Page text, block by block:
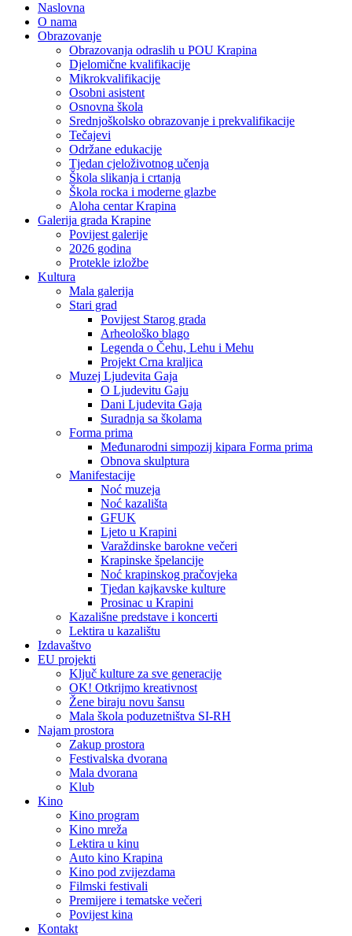
Naslovna
O nama
Obrazovanje
Obrazovanja odraslih u POU Krapina
Djelomične kvalifikacije
Mikrokvalifikacije
Osobni asistent
Osnovna škola
Srednjoškolsko obrazovanje i prekvalifikacije
Tečajevi
Održane edukacije
Tjedan cjeloživotnog učenja
Škola slikanja i crtanja
Škola rocka i moderne glazbe
Aloha centar Krapina
Galerija grada Krapine
Povijest galerije
2026 godina
Protekle izložbe
Kultura
Mala galerija
Stari grad
Povijest Starog grada
Arheološko blago
Legenda o Čehu, Lehu i Mehu
Projekt Crna kraljica
Muzej Ljudevita Gaja
O Ljudevitu Gaju
Dani Ljudevita Gaja
Suradnja sa školama
Forma prima
Međunarodni simpozij kipara Forma prima
Obnova skulptura
Manifestacije
Noć muzeja
Noć kazališta
GFUK
Ljeto u Krapini
Varaždinske barokne večeri
Krapinske špelancije
Noć krapinskog pračovjeka
Tjedan kajkavske kulture
Prosinac u Krapini
Kazališne predstave i koncerti
Lektira u kazalištu
Izdavaštvo
EU projekti
Ključ kulture za sve generacije
OK! Otkrijmo kreativnost
Žene biraju novu šansu
Mala škola poduzetništva SI-RH
Najam prostora
Zakup prostora
Festivalska dvorana
Mala dvorana
Klub
Kino
Kino program
Kino mreža
Lektira u kinu
Auto kino Krapina
Kino pod zvijezdama
Filmski festivali
Premijere i tematske večeri
Povijest kina
Kontakt